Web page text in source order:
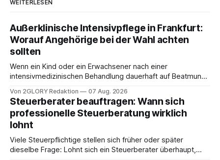
WEITERLESEN
Außerklinische Intensivpflege in Frankfurt:
Worauf Angehörige bei der Wahl achten
sollten
Wenn ein Kind oder ein Erwachsener nach einer
intensivmedizinischen Behandlung dauerhaft auf Beatmung
angewiesen ist, stellt sich für Familien eine schwierige
Frage: Muss die Versorgung dauerhaft in der Klinik bleiben –
oder ist ein Leben zu Hause möglich? Die außerklinische
Intensivpflege bietet genau diese Alternative: Sie
Von 2GLORY Redaktion 07 Aug. 2026
Steuerberater beauftragen: Wann sich
professionelle Steuerberatung wirklich
lohnt
Viele Steuerpflichtige stellen sich früher oder später
dieselbe Frage: Lohnt sich ein Steuerberater überhaupt,